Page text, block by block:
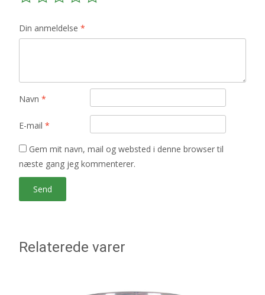
Din anmeldelse *
Navn *
E-mail *
Gem mit navn, mail og websted i denne browser til
næste gang jeg kommenterer.
Relaterede varer